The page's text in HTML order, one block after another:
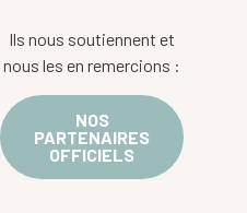
Ils nous soutiennent et
nous les en remercions :
NOS
PARTENAIRES
OFFICIELS